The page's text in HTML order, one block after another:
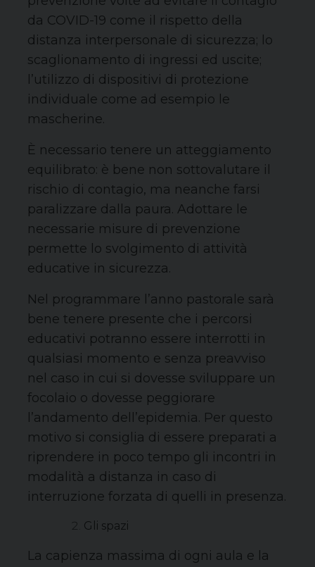
da COVID-19 come il rispetto della
distanza interpersonale di sicurezza; lo
scaglionamento di ingressi ed uscite;
l’utilizzo di dispositivi di protezione
individuale come ad esempio le
mascherine.
È necessario tenere un atteggiamento
equilibrato: è bene non sottovalutare il
rischio di contagio, ma neanche farsi
paralizzare dalla paura. Adottare le
necessarie misure di prevenzione
permette lo svolgimento di attività
educative in sicurezza.
Nel programmare l’anno pastorale sarà
bene tenere presente che i percorsi
educativi potranno essere interrotti in
qualsiasi momento e senza preavviso
nel caso in cui si dovesse sviluppare un
focolaio o dovesse peggiorare
l’andamento dell’epidemia. Per questo
motivo si consiglia di essere preparati a
riprendere in poco tempo gli incontri in
modalità a distanza in caso di
interruzione forzata di quelli in presenza.
Gli spazi
La capienza massima di ogni aula e la